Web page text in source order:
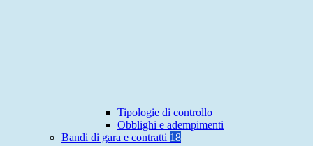
Tipologie di controllo
Obblighi e adempimenti
Bandi di gara e contratti 18